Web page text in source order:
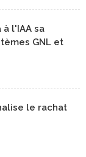
à l'IAA sa
GNL et
le rachat